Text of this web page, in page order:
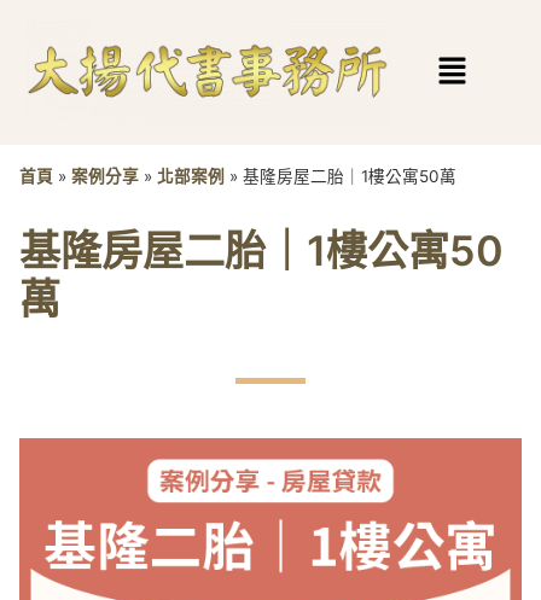
首頁 » 案例分享 » 北部案例 » 基隆房屋二胎｜1樓公寓50萬
基隆房屋二胎｜1樓公寓50
萬